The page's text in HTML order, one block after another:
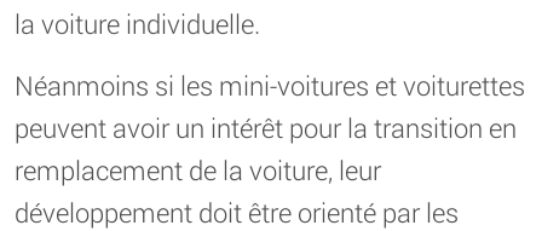
la voiture individuelle.
Néanmoins si les mini-voitures et voiturettes
peuvent avoir un intérêt pour la transition en
remplacement de la voiture, leur
développement doit être orienté par les